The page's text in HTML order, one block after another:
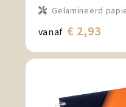
Gelamineerd
vanaf € 2,93